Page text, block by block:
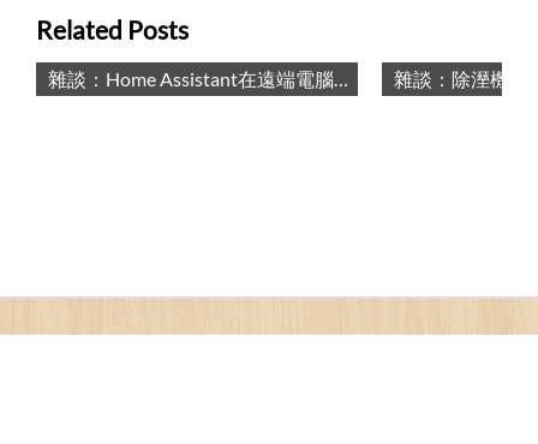
Related Posts
雜談：Home Assistant在遠端電腦播放聲音 / TALK: Playing Audios on a Remote Computer with Home Assistant 雜談：除溼機接上了Home Assistant，然後又離線了 / TALK: Dehumidifier WIFI Issues in Home Assistant